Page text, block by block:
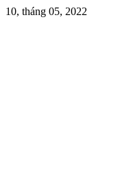
10, tháng 05, 2022